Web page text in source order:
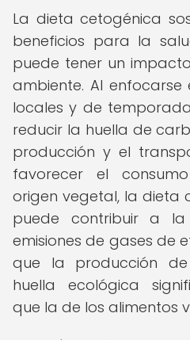
La dieta cetogénica
beneficios para la
puede tener un
ambiente. Al enfocarse
locales y de
reducir la huella de
producción y el
favorecer el
origen vegetal, la dieta
puede contribuir a la
emisiones de gases de
que la producción
huella ecológica
que la de los alimentos